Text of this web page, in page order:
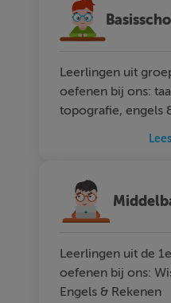
Leerlingen uit
oefenen bij ons:
topografie, engels
Leerlingen uit de
oefenen bij ons:
Engels & Rekenen